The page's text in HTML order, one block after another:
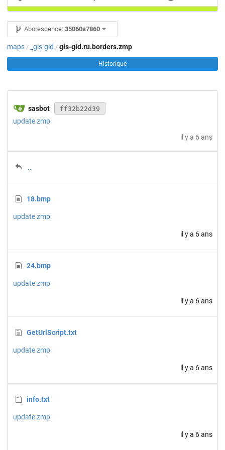
Aborescence: 35060a7860
maps / _gis-gid / gis-gid.ru.borders.zmp
Historique
sasbot ff32b22d39
update zmp
il y a 6 ans
..
18.bmp
update zmp
il y a 6 ans
24.bmp
update zmp
il y a 6 ans
GetUrlScript.txt
update zmp
il y a 6 ans
info.txt
update zmp
il y a 6 ans